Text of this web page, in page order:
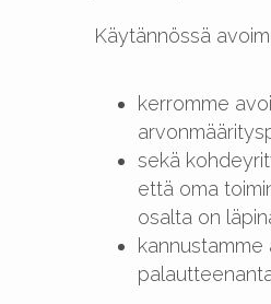
Käytännössä
kerromme
sekä
että oma
osalta on